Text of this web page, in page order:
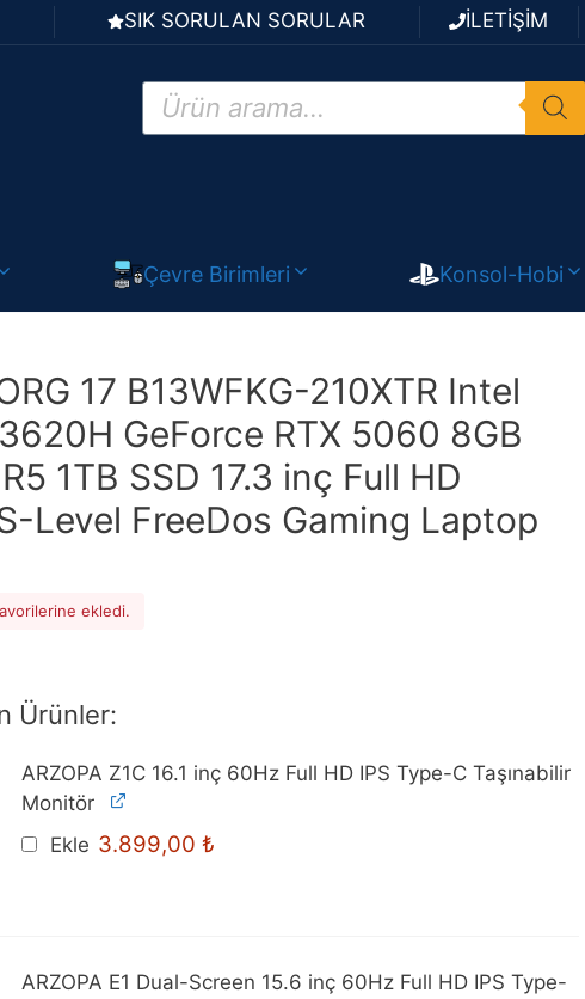
SIK SORULAN SORULAR İLETİŞİM
Products
search
Çevre Birimleri Konsol-Hobi
17 B13WFKG-210XTR Intel
GeForce RTX 5060 8GB
1TB SSD 17.3 inç Full HD
Level FreeDos Gaming Laptop
ekledi.
Ürünler:
ARZOPA Z1C 16.1 inç 60Hz Full HD IPS Type-C Taşınabilir
Monitör
Ekle Orijinal
fiyat:
3.899,00 ₺
ARZOPA E1 Dual-Screen 15.6 inç 60Hz Full HD IPS Type-